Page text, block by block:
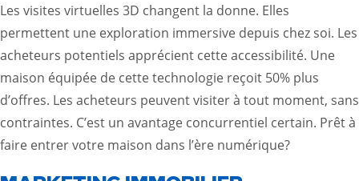
Les visites virtuelles 3D changent la donne. Elles
permettent une exploration immersive depuis chez soi. Les
acheteurs potentiels apprécient cette accessibilité. Une
maison équipée de cette technologie reçoit 50% plus
d’offres. Les acheteurs peuvent visiter à tout moment, sans
contraintes. C’est un avantage concurrentiel certain. Prêt à
faire entrer votre maison dans l’ère numérique?